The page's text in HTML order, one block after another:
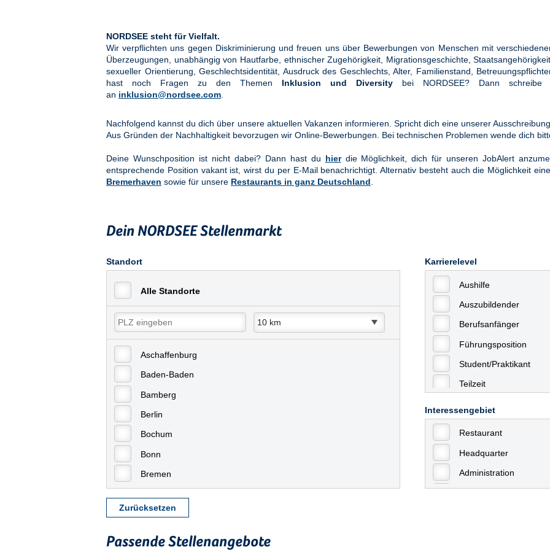
NORDSEE steht für Vielfalt.
Wir verpflichten uns gegen Diskriminierung und freuen uns über Bewerbungen von Menschen mit
Überzeugungen, unabhängig von Hautfarbe, ethnischer Zugehörigkeit, Migrationsgeschichte,
sexueller Orientierung, Geschlechtsidentität, Ausdruck des Geschlechts, Alter, Familienstand,
hast noch Fragen zu den Themen Inklusion und Diversity bei NORDSEE? Dann
an inklusion@nordsee.com
Nachfolgend kannst du dich über unsere aktuellen Vakanzen informieren. Spricht dich eine unserer
Aus Gründen der Nachhaltigkeit bevorzugen wir Online-Bewerbungen. Bei technischen Problemen wende dich
Deine Wunschposition ist nicht dabei? Dann hast du hierdie Möglichkeit, dich für unseren JobAlert
entsprechende Position vakant ist, wirst du per E-Mail benachrichtigt. Alternativ besteht auch die Möglichkeit
Bremerhaven sowie für unsere Restaurants in ganz Deutschland
Dein NORDSEE Stellenmarkt
Standort
Alle Standorte
Aschaffenburg
Baden-Baden
Bamberg
Berlin
Bochum
Bonn
Bremen
Celle
Chemnitz
Karrierelevel
Aushilfe
Auszubildender
Berufsanfänger
Führungsposition
Student/Praktikant
Teilzeit
Interessengebiet
Restaurant
Headquarter
Administration
Zurücksetzen
Passende Stellenangebote